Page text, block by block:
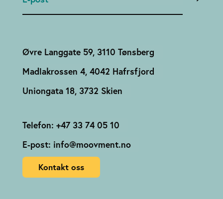
Øvre Langgate 59, 3110 Tønsberg
Madlakrossen 4, 4042 Hafrsfjord
Uniongata 18, 3732 Skien
Telefon: +47 33 74 05 10
E-post: info@moovment.no
Kontakt oss